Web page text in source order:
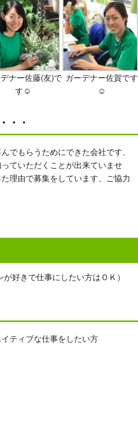
ナー佐藤(友)で
す☺
ガーデナー佐賀です
☺
・・
でもらうためにできた会社です、
ていただくことが出来ていませ
理由で募集をしています、ご協力
好きで仕事にしたい方はＯＫ）
ティブな仕事をしたい方